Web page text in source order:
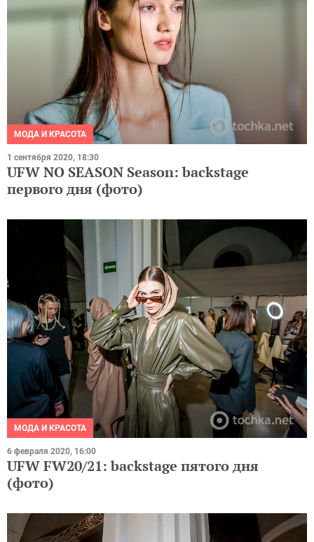
МОДА И КРАСОТА
1 сентября 2020, 18:30
UFW NO SEASON Season: backstage
первого дня (фото)
МОДА И КРАСОТА
6 февраля 2020, 16:00
UFW FW20/21: backstage пятого дня
(фото)